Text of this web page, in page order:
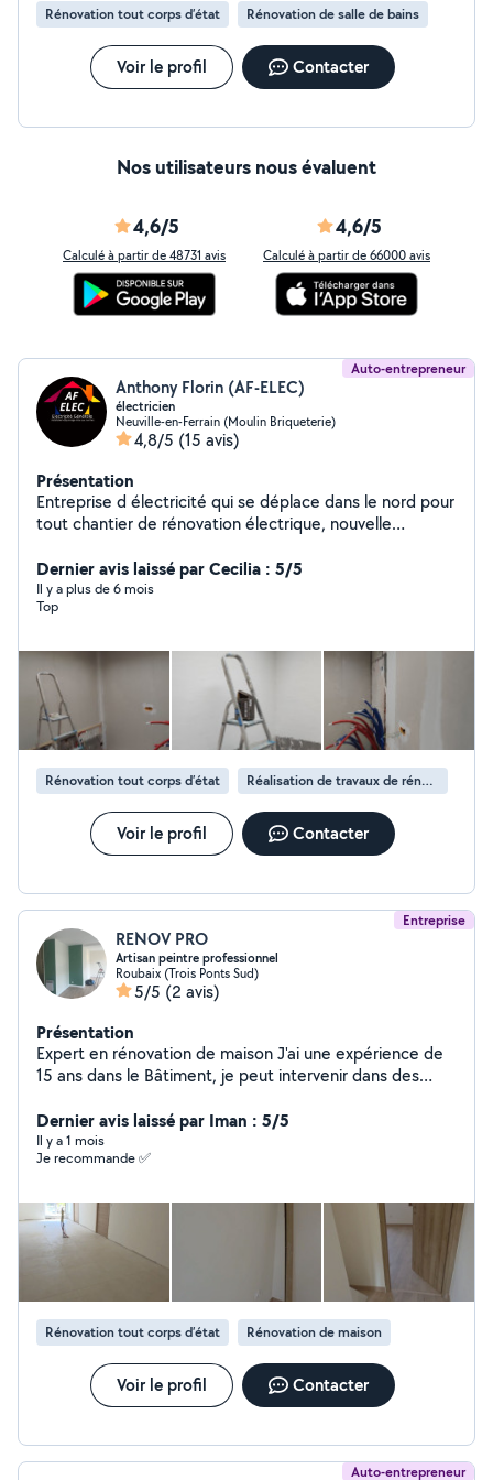
très performant et perfectionniste en finition, qui fait la
différence avec beaucoup des détails. Je reste à votre
disposition pour toutes vos projets du travaux.
Rénovation tout corps d’état Rénovation de salle de bains
Voir le profil Contacter
Nos utilisateurs nous évaluent
4,6/5
Calculé à partir de 48731 avis
4,6/5
Calculé à partir de 66000 avis
Auto-entrepreneur
Anthony Florin (AF-ELEC)
électricien
Neuville-en-Ferrain (Moulin Briqueterie)
4,8/5 (15 avis)
Présentation
Entreprise d électricité qui se déplace dans le nord pour
tout chantier de rénovation électrique, nouvelle
faible (vdi) Et vidéosurveillance. Page dispo sur fb.
Dernier avis laissé par Cecilia : 5/5
Il y a plus de 6 mois
Top
Rénovation tout corps d’état Réalisation de travaux de rénovation
Voir le profil Contacter
Entreprise
RENOV PRO
Artisan peintre professionnel
Roubaix (Trois Ponts Sud)
5/5 (2 avis)
Présentation
Expert en rénovation de maison J'ai une expérience de
15 ans dans le Bâtiment, je peut intervenir dans des
chantiers vous seront retransmise.
Dernier avis laissé par Iman : 5/5
Il y a 1 mois
Je recommande ✅
Rénovation tout corps d’état Rénovation de maison
Voir le profil Contacter
Auto-entrepreneur